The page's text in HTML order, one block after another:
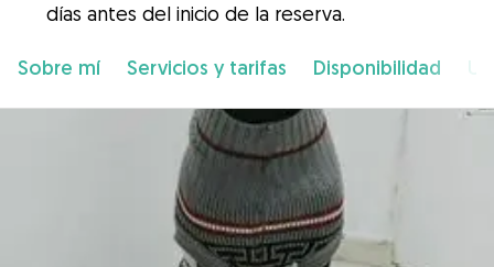
días antes del inicio de la reserva.
Sobre mí Servicios y tarifas Disponibilidad